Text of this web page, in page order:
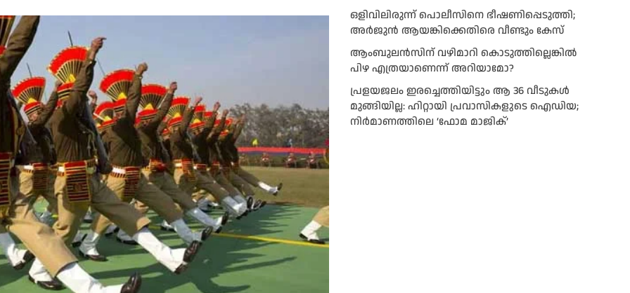
ഒളിവിലിരുന്ന് പൊലീസിനെ ഭീഷണിപ്പെടുത്തി;
അർജുൻ ആയങ്കിക്കെതിരെ വീണ്ടും കേസ്
ആംബുലന്‍സിന് വഴിമാറി കൊടുത്തില്ലെങ്കില്‍
പിഴ എത്രയാണെന്ന് അറിയാമോ?
പ്രളയജലം ഇരച്ചെത്തിയിട്ടും ആ 36 വീടുകൾ
മുങ്ങിയില്ല: ഹിറ്റായി പ്രവാസികളുടെ ഐഡിയ;
നിർമാണത്തിലെ ‘ഫോമ മാജിക്’